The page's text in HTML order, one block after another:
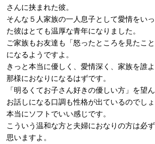
さんに挟まれた彼。
そんな５人家族の一人息子として愛情をい
た彼はとても温厚な青年になりました。
ご家族もお友達も「怒ったところを見たこ
になるようですよ。
きっと本当に優しく、愛情深く、家族を誰
那様におなりになるはずです。
「明るくてお子さん好きの優しい方」を望
お話しになる口調も性格が出ているのでしょ
本当にソフトでいい感じです。
こういう温和な方と夫婦におなりの方は必
思いますよ。